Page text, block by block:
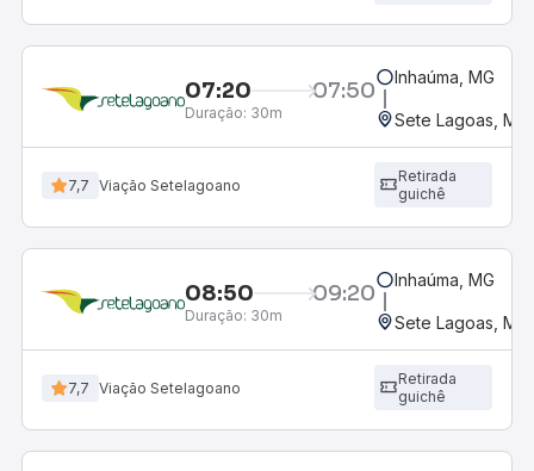
07:20 07:50
Duração: 30m
Inhaúma, MG
Sete Lagoas,
7,7 Viação Setelagoano
Retirada
guichê
08:50 09:20
Duração: 30m
Inhaúma, MG
Sete Lagoas,
7,7 Viação Setelagoano
Retirada
guichê